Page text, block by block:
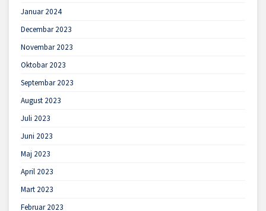
Januar 2024
Decembar 2023
Novembar 2023
Oktobar 2023
Septembar 2023
August 2023
Juli 2023
Juni 2023
Maj 2023
April 2023
Mart 2023
Februar 2023